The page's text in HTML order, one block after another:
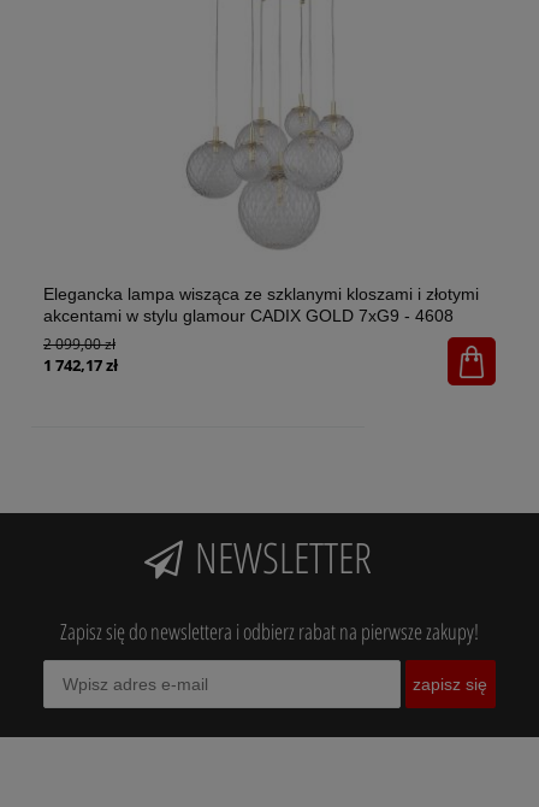
Elegancka lampa wisząca ze szklanymi kloszami i złotymi
akcentami w stylu glamour CADIX GOLD 7xG9 - 4608
2 099,00 zł
1 742,17 zł
NEWSLETTER
Zapisz się do newslettera i odbierz rabat na pierwsze zakupy!
zapisz się